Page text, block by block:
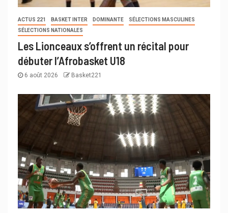
ACTUS 221 BASKET INTER DOMINANTE
SÉLECTIONS MASCULINES
SÉLECTIONS NATIONALES
Les Lionceaux s’offrent un récital pour
débuter l’Afrobasket U18
6 août 2026 Basket221